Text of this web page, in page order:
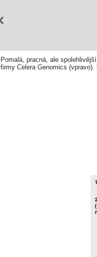
Pomalá, pracná, ale
firmy Celera Genomics